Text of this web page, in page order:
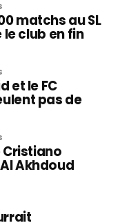
matchs au SL
club en fin
et le FC
pas de
Cristiano
Akhdoud